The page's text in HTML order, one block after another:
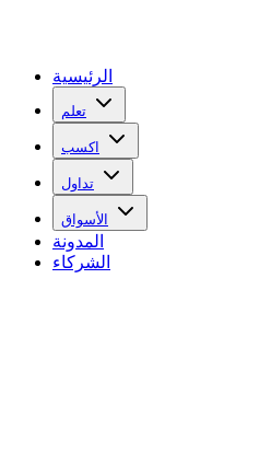
الرئيسية
تعلم
اكسب
تداول
الأسواق
المدونة
الشركاء